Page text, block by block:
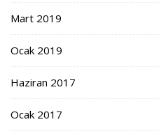
Mart 2019
Ocak 2019
Haziran 2017
Ocak 2017